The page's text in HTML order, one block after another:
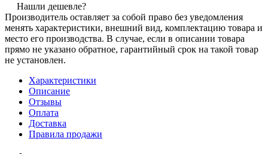
Нашли дешевле?
Производитель оставляет за собой право без уведомления
менять характеристики, внешний вид, комплектацию товара и
место его производства. В случае, если в описании товара
прямо не указано обратное, гарантийный срок на такой товар
не установлен.
Характеристики
Описание
Отзывы
Оплата
Доставка
Правила продажи